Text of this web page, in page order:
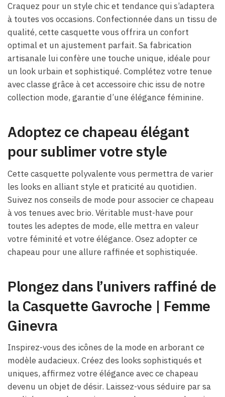
Craquez pour un style chic et tendance qui s’adaptera
à toutes vos occasions. Confectionnée dans un tissu de
qualité, cette casquette vous offrira un confort
optimal et un ajustement parfait. Sa fabrication
artisanale lui confère une touche unique, idéale pour
un look urbain et sophistiqué. Complétez votre tenue
avec classe grâce à cet accessoire chic issu de notre
collection mode, garantie d’une élégance féminine.
Adoptez ce chapeau élégant
pour sublimer votre style
Cette casquette polyvalente vous permettra de varier
les looks en alliant style et praticité au quotidien.
Suivez nos conseils de mode pour associer ce chapeau
à vos tenues avec brio. Véritable must-have pour
toutes les adeptes de mode, elle mettra en valeur
votre féminité et votre élégance. Osez adopter ce
chapeau pour une allure raffinée et sophistiquée.
Plongez dans l’univers raffiné de
la Casquette Gavroche | Femme
Ginevra
Inspirez-vous des icônes de la mode en arborant ce
modèle audacieux. Créez des looks sophistiqués et
uniques, affirmez votre élégance avec ce chapeau
devenu un objet de désir. Laissez-vous séduire par sa